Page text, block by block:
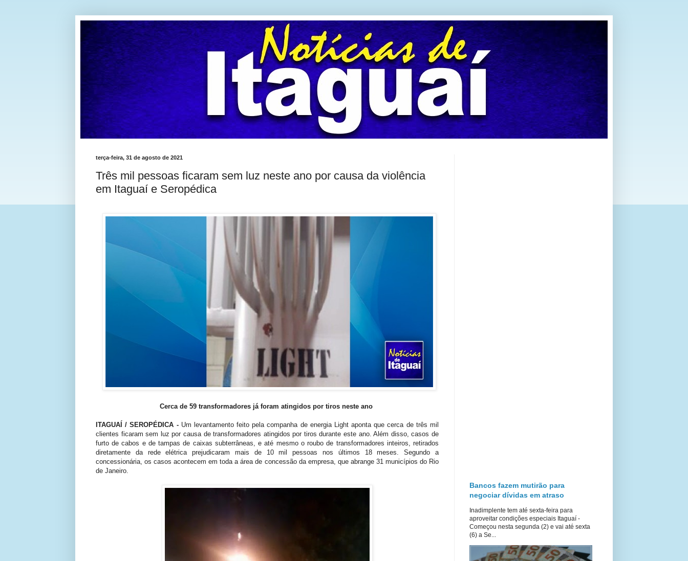
terça-feira, 31 de agosto de 2021
Três mil pessoas ficaram sem luz neste ano por causa da violência
em Itaguaí e Seropédica
Cerca de 59 transformadores já foram atingidos por tiros neste ano
ITAGUAÍ / SEROPÉDICA - Um levantamento feito pela companha de energia Light aponta que cerca de três mil
clientes ficaram sem luz por causa de transformadores atingidos por tiros durante este ano. Além disso, casos de
furto de cabos e de tampas de caixas subterrâneas, e até mesmo o roubo de transformadores inteiros, retirados
diretamente da rede elétrica prejudicaram mais de 10 mil pessoas nos últimos 18 meses. Segundo a
concessionária, os casos acontecem em toda a área de concessão da empresa, que abrange 31 municípios do Rio
de Janeiro.
Bancos fazem mutirão para
negociar dívidas em atraso
Inadimplente tem até sexta-feira para
aproveitar condições especiais Itaguaí -
Começou nesta segunda (2) e vai até sexta
(6) a Se...